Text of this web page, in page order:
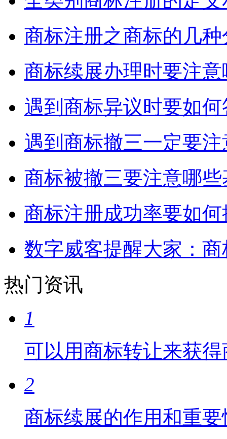
商标注册之商标的几种
商标续展办理时要注意
遇到商标异议时要如何
遇到商标撤三一定要
商标被撤三要注意哪
商标注册成功率要如
数字威客提醒大家：
热门资讯
1
可以用商标转让来获
2
商标续展的作用和重